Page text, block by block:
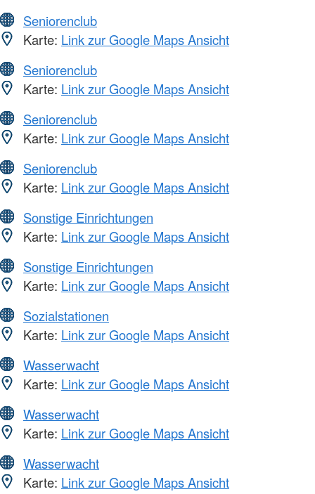
Seniorenclub
Karte: Link zur Google Maps Ansicht
Seniorenclub
Karte: Link zur Google Maps Ansicht
Seniorenclub
Karte: Link zur Google Maps Ansicht
Seniorenclub
Karte: Link zur Google Maps Ansicht
Sonstige Einrichtungen
Karte: Link zur Google Maps Ansicht
Sonstige Einrichtungen
Karte: Link zur Google Maps Ansicht
Sozialstationen
Karte: Link zur Google Maps Ansicht
Wasserwacht
Karte: Link zur Google Maps Ansicht
Wasserwacht
Karte: Link zur Google Maps Ansicht
Wasserwacht
Karte: Link zur Google Maps Ansicht